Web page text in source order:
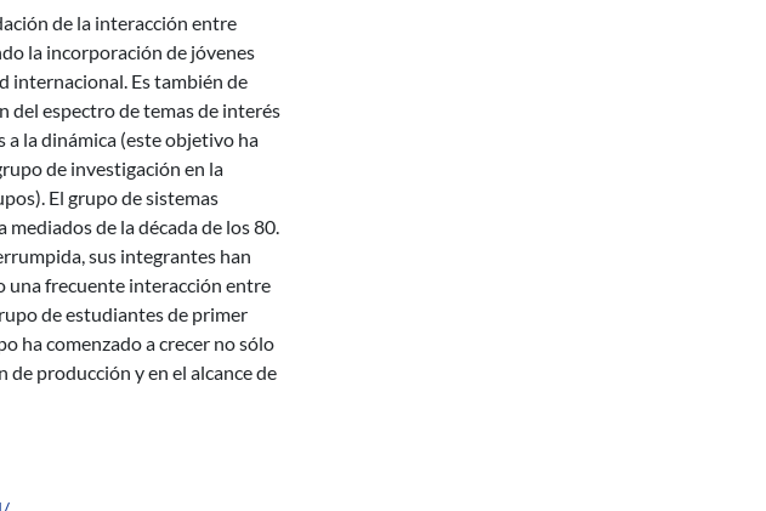
de la interacción entre
la incorporación de jóvenes
internacional. Es también de
del espectro de temas de interés
la dinámica (este objetivo ha
de investigación en la
El grupo de sistemas
de la década de los 80.
sus integrantes han
una frecuente interacción entre
de estudiantes de primer
ha comenzado a crecer no sólo
producción y en el alcance de